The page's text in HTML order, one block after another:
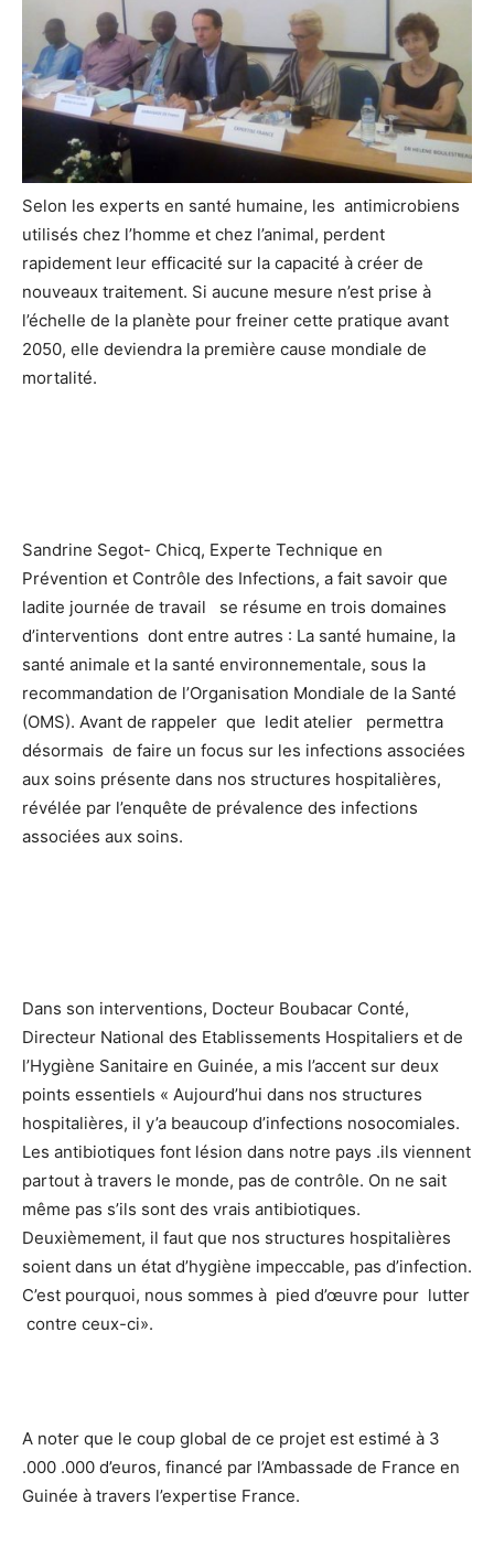
Selon les experts en santé humaine, les antimicrobiens
utilisés chez l’homme et chez l’animal, perdent
rapidement leur efficacité sur la capacité à créer de
nouveaux traitement. Si aucune mesure n’est prise à
l’échelle de la planète pour freiner cette pratique avant
2050, elle deviendra la première cause mondiale de
mortalité.
Sandrine Segot- Chicq, Experte Technique en
Prévention et Contrôle des Infections, a fait savoir que
ladite journée de travail se résume en trois domaines
d’interventions dont entre autres : La santé humaine, la
santé animale et la santé environnementale, sous la
recommandation de l’Organisation Mondiale de la Santé
(OMS). Avant de rappeler que ledit atelier permettra
désormais de faire un focus sur les infections associées
aux soins présente dans nos structures hospitalières,
révélée par l’enquête de prévalence des infections
associées aux soins.
Dans son interventions, Docteur Boubacar Conté,
Directeur National des Etablissements Hospitaliers et de
l’Hygiène Sanitaire en Guinée, a mis l’accent sur deux
points essentiels « Aujourd’hui dans nos structures
hospitalières, il y’a beaucoup d’infections nosocomiales.
Les antibiotiques font lésion dans notre pays .ils viennent
partout à travers le monde, pas de contrôle. On ne sait
même pas s’ils sont des vrais antibiotiques.
Deuxièmement, il faut que nos structures hospitalières
soient dans un état d’hygiène impeccable, pas d’infection.
C’est pourquoi, nous sommes à pied d’œuvre pour lutter
contre ceux-ci».
A noter que le coup global de ce projet est estimé à 3
.000 .000 d’euros, financé par l’Ambassade de France en
Guinée à travers l’expertise France.